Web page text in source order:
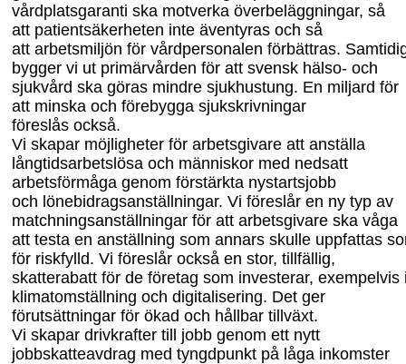
vårdplatsgaranti ska motverka överbeläggningar, så
att patientsäkerheten inte äventyras och så
att arbetsmiljön för vårdpersonalen förbättras.
bygger vi ut primärvården för att svensk hälso- och
sjukvård ska göras mindre sjukhustung. En miljard för
att minska och förebygga sjukskrivningar
föreslås också.
Vi skapar möjligheter för arbetsgivare att anställa
långtidsarbetslösa och människor med nedsatt
arbetsförmåga genom förstärkta nystartsjobb
och lönebidragsanställningar. Vi föreslår en ny typ av
matchningsanställningar för att arbetsgivare ska våga
att testa en anställning som annars skulle uppfattas
för riskfylld. Vi föreslår också en stor, tillfällig,
skatterabatt för de företag som investerar, exempelvis
klimatomställning och digitalisering. Det ger
förutsättningar för ökad och hållbar tillväxt.
Vi skapar drivkrafter till jobb genom ett nytt
jobbskatteavdrag med tyngdpunkt på låga inkomster